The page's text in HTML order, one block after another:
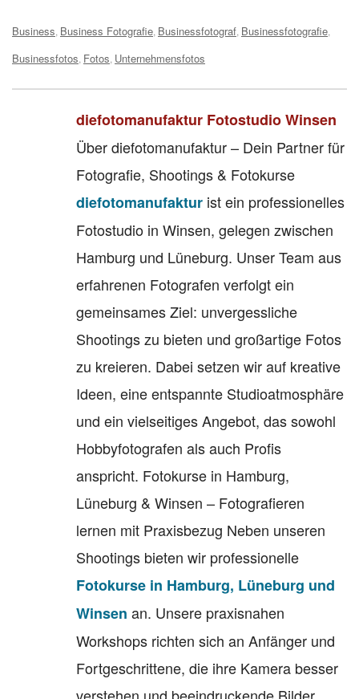
Tags:
Business Business Fotografie Businessfotograf Businessfotografie
Businessfotos Fotos Unternehmensfotos
diefotomanufaktur Fotostudio Winsen
Über diefotomanufaktur – Dein Partner für
Fotografie, Shootings & Fotokurse
diefotomanufaktur ist ein professionelles
Fotostudio in Winsen, gelegen zwischen
Hamburg und Lüneburg. Unser Team aus
erfahrenen Fotografen verfolgt ein
gemeinsames Ziel: unvergessliche
Shootings zu bieten und großartige Fotos
zu kreieren. Dabei setzen wir auf kreative
Ideen, eine entspannte Studioatmosphäre
und ein vielseitiges Angebot, das sowohl
Hobbyfotografen als auch Profis
anspricht. Fotokurse in Hamburg,
Lüneburg & Winsen – Fotografieren
lernen mit Praxisbezug Neben unseren
Shootings bieten wir professionelle
Fotokurse in Hamburg, Lüneburg und
Winsen an. Unsere praxisnahen
Workshops richten sich an Anfänger und
Fortgeschrittene, die ihre Kamera besser